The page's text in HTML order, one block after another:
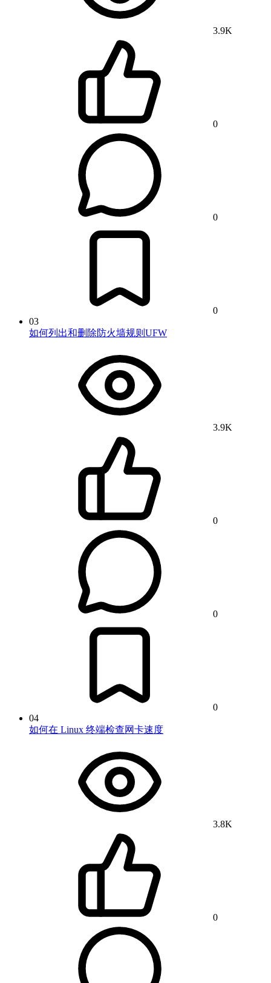
3.9K
0
0
0
03
如何列出和删除防火墙规则UFW
3.9K
0
0
0
04
如何在 Linux 终端检查网卡速度
3.8K
0